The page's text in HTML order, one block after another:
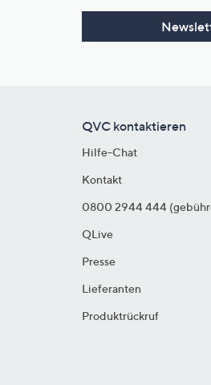
QVC kontaktieren
Hilfe-Chat
Kontakt
0800 2944 444
QLive
Presse
Lieferanten
Produktrückruf